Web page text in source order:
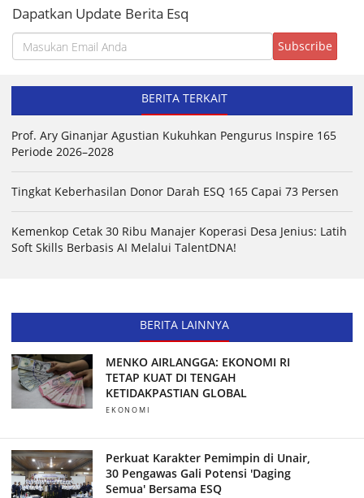
Dapatkan Update Berita Esq
BERITA TERKAIT
Prof. Ary Ginanjar Agustian Kukuhkan Pengurus Inspire 165
Periode 2026–2028
Tingkat Keberhasilan Donor Darah ESQ 165 Capai 73 Persen
Kemenkop Cetak 30 Ribu Manajer Koperasi Desa Jenius: Latih
Soft Skills Berbasis AI Melalui TalentDNA!
BERITA LAINNYA
MENKO AIRLANGGA: EKONOMI RI
TETAP KUAT DI TENGAH
KETIDAKPASTIAN GLOBAL
EKONOMI
Perkuat Karakter Pemimpin di Unair,
30 Pengawas Gali Potensi 'Daging
Semua' Bersama ESQ